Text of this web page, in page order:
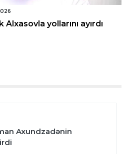
yollarını ayırdı
Axundzadənin